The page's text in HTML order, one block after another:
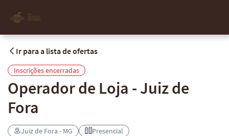
Ir para a lista de ofertas
Inscrições encerradas
Operador de Loja - Juiz de
Fora
Juiz de Fora - MG
Presencial